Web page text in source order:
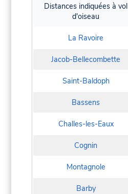
Distances indiquées à vol
d'oiseau
La Ravoire
Jacob-Bellecombette
Saint-Baldoph
Bassens
Challes-les-Eaux
Cognin
Montagnole
Barby